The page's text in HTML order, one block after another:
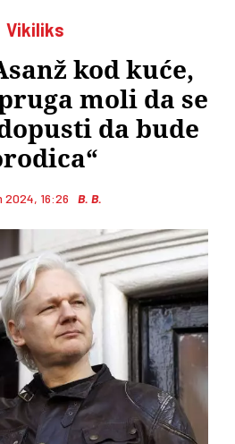
Vikiliks
kod kuće,
moli da se
da bude
2024, 16:26 B. B.